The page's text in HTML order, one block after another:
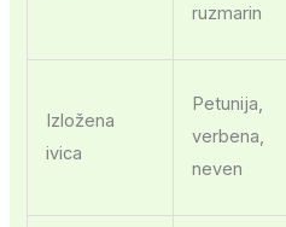
ruzmarin
Izložena
ivica
Petunija,
verbena,
neven